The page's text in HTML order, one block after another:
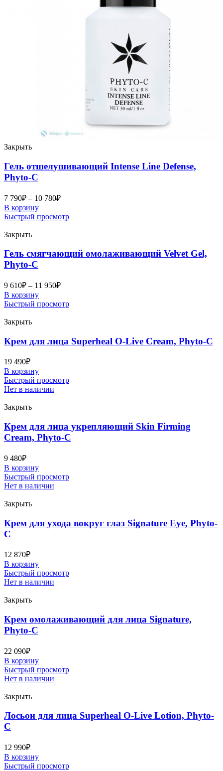
Закрыть
Гель отшелушивающий Intense Line Defense,
Phyto-C
7 790₽ – 10 780₽
В корзину
Быстрый просмотр
Закрыть
Гель смягчающий омолаживающий Velvet Gel,
Phyto-C
9 610₽ – 11 950₽
В корзину
Быстрый просмотр
Закрыть
Крем для лица Superheal O-Live Cream, Phyto-C
19 490₽
В корзину
Быстрый просмотр
Нет в наличии
Закрыть
Крем для лица укрепляющий Skin Firming
Cream, Phyto-C
9 480₽
В корзину
Быстрый просмотр
Нет в наличии
Закрыть
Крем для ухода вокруг глаз Signature Eye, Phyto-
C
12 870₽
В корзину
Быстрый просмотр
Нет в наличии
Закрыть
Крем омолаживающий для лица Signature,
Phyto-C
22 090₽
В корзину
Быстрый просмотр
Нет в наличии
Закрыть
Лосьон для лица Superheal O-Live Lotion, Phyto-
C
12 990₽
В корзину
Быстрый просмотр